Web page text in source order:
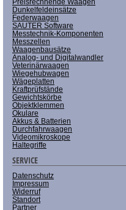
Dunkelfeldeinsätze
Federwaagen
SAUTER Software
Messtechnik-Komponenten
Messzellen
Waagenbausätze
Analog- und Digitalwandler
Veterinärwaagen
Wiegehubwagen
Wägeplatten
Kraftprüfstände
Gewichtskörbe
Objektklemmen
Okulare
Akkus & Batterien
Durchfahrwaagen
Videomikroskope
Haltegriffe
SERVICE
Datenschutz
Impressum
Widerruf
Standort
Partner